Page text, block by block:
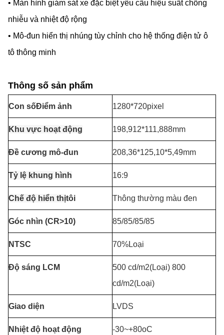
• Màn hình giám sát xe đặc biệt yêu cầu hiệu suất chống
nhiễu và nhiệt độ rộng
• Mô-đun hiển thị nhúng tùy chỉnh cho hệ thống điện tử ô
tô thông minh
Thông số sản phẩm
Con sốĐiểm ảnh 1280*720pixel
Khu vực hoạt động 198,912*111,888mm
Đề cương mô-đun 208,36*125,10*5,49mm
Tỷ lệ khung hình 16:9
Chế độ hiển thịtôi Thông thường màu đen
Góc nhìn (CR>10) 85/85/85/85
NTSC 70%Loại
Độ sáng LCM
500 cd/m2(Loại) 800
cd/m2(Loại)
Giao diện LVDS
Nhiệt độ hoạt động -30~+80oC